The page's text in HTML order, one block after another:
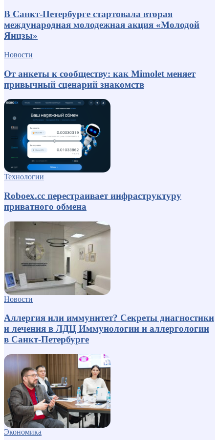
В Санкт-Петербурге стартовала вторая
международная молодежная акция «Молодой
Янцзы»
Новости
От анкеты к сообществу: как Mimolet меняет
привычный сценарий знакомств
Технологии
Roboex.cc перестраивает инфраструктуру
приватного обмена
Новости
Аллергия или иммунитет? Секреты диагностики
и лечения в ЛДЦ Иммунологии и аллергологии
в Санкт-Петербурге
Экономика